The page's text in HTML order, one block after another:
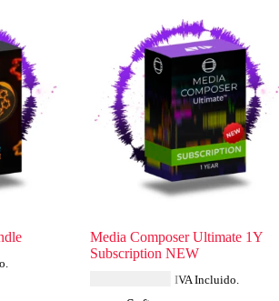
Media Composer Ultimate 1Y
Subscription NEW
IVA Incluido.